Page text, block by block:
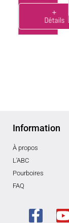
+
Détails
Information
À propos
L'ABC
Pourboires
FAQ